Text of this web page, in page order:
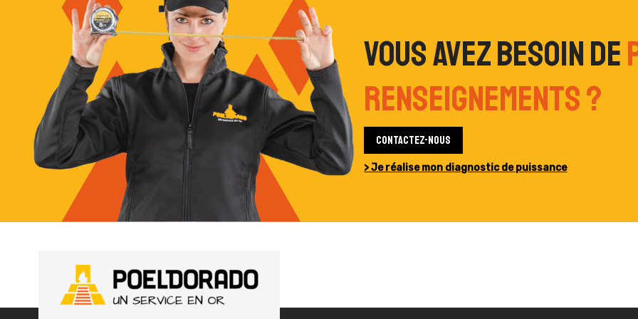
Vous avez besoin de
renseignements ?
Contactez-nous
> Je réalise mon diagnostic de puissance